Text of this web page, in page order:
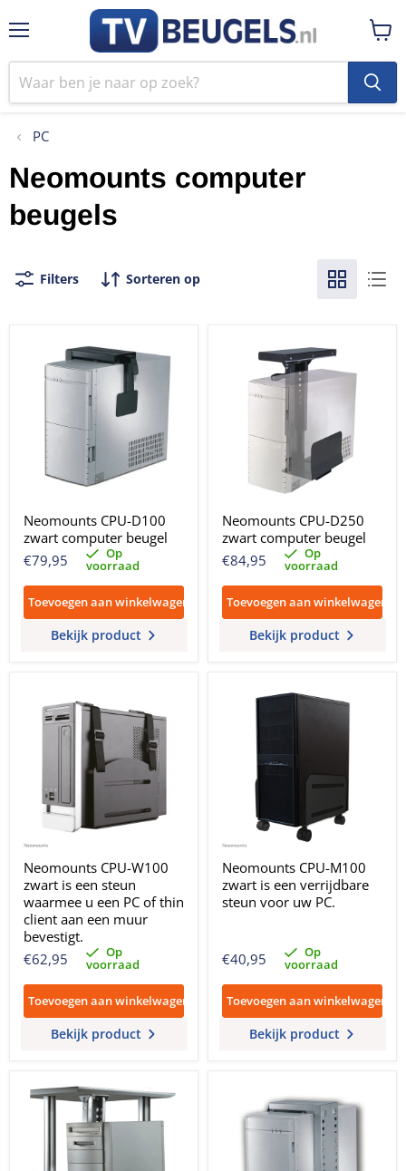
PC
Neomounts computer
beugels
Filters Sorteren op
Neomounts CPU-D100
zwart computer beugel
€79,95
Op
voorraad
Toevoegen aan winkelwagen
Bekijk product
Neomounts CPU-D250
zwart computer beugel
€84,95
Op
voorraad
Toevoegen aan winkelwagen
Bekijk product
Neomounts CPU-W100
zwart is een steun
waarmee u een PC of thin
client aan een muur
bevestigt.
€62,95
Op
voorraad
Toevoegen aan winkelwagen
Bekijk product
Neomounts CPU-M100
zwart is een verrijdbare
steun voor uw PC.
€40,95 Op
voorraad
Toevoegen aan winkelwagen
Bekijk product